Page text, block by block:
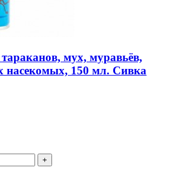
мух, муравьёв,
насекомых, 150 мл. Сивка